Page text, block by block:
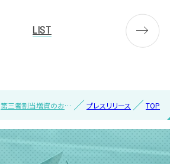
LIST
TOP
プレスリリース
第三者割当増資のお知